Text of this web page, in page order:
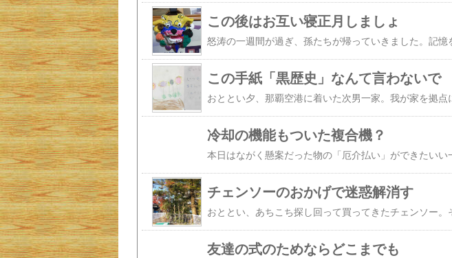
この後はお互い寝正月しましょ
この手紙「黒歴史」なんて言わないで
冷却の機能もついた複合機？
チェンソーのおかげで迷惑解消す
友達の式のためならどこまでも